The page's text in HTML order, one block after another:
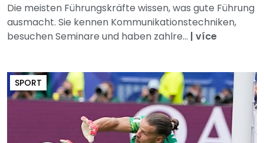
Die meisten Führungskräfte wissen, was gute Führung
ausmacht. Sie kennen Kommunikationstechniken,
besuchen Seminare und haben zahlre... | více
SPORT